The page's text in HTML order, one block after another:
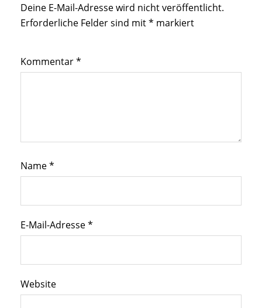
Deine E-Mail-Adresse wird nicht veröffentlicht.
Erforderliche Felder sind mit* markiert
Kommentar*
Name*
E-Mail-Adresse*
Website